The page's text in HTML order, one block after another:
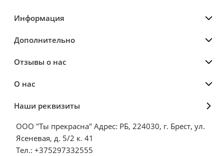
Информация
Дополнительно
Отзывы о нас
О нас
Наши реквизиты
ООО "Ты прекрасна" Адрес: РБ, 224030, г. Брест, ул.
Ясеневая, д. 5/2 к. 41
Тел.: +375297332555